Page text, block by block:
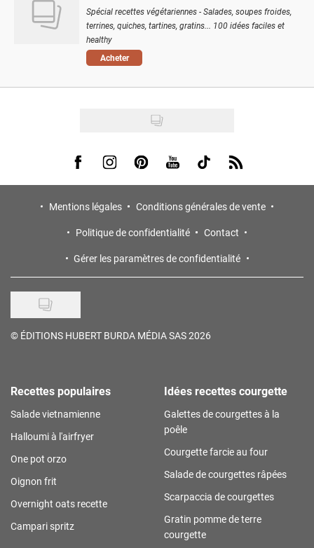
Spécial recettes végétariennes - Salades, soupes froides,
terrines, quiches, tartines, gratins... 100 idées faciles et
healthy
Acheter
Visit us on Facebook
Visit us on Instagram
Visit us on Pinterest
Visit us on Youtube
Visit us on Tiktok
Visit us on Rss
Mentions légales
Conditions générales de vente
Politique de confidentialité
Contact
Gérer les paramètres de confidentialité
© ÉDITIONS HUBERT BURDA MÉDIA SAS 2026
Recettes populaires
Salade vietnamienne
Halloumi à l'airfryer
One pot orzo
Oignon frit
Overnight oats recette
Campari spritz
Idées recettes courgette
Galettes de courgettes à la
poêle
Courgette farcie au four
Salade de courgettes râpées
Scarpaccia de courgettes
Gratin pomme de terre
courgette